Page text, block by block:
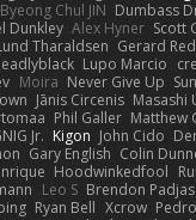
Byeong Chul JIN Dumbass
Dunkley Alex Hyner Scott
Tharaldsen Gerard
Lupo Marcio
Moira Never Give Up
Jānis Circenis Masashi
Phil Galler Matthew
Jr. Kigon John Cido
Gary English Colin
Hoodwinkedfool
Leo S Brendon
Ryan Bell Xcrow